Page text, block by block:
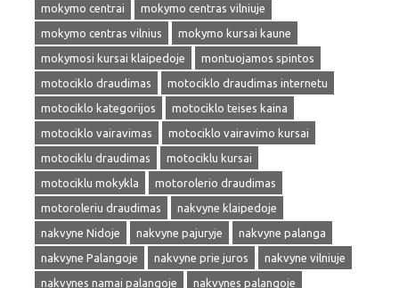
mokymo centrai
mokymo centras vilniuje
mokymo centras vilnius
mokymo kursai kaune
mokymosi kursai klaipedoje
montuojamos spintos
motociklo draudimas
motociklo draudimas internetu
motociklo kategorijos
motociklo teises kaina
motociklo vairavimas
motociklo vairavimo kursai
motociklu draudimas
motociklu kursai
motociklu mokykla
motorolerio draudimas
motoroleriu draudimas
nakvyne klaipedoje
nakvyne Nidoje
nakvyne pajuryje
nakvyne palanga
nakvyne Palangoje
nakvyne prie juros
nakvyne vilniuje
nakvynes namai palangoje
nakvynes palangoje